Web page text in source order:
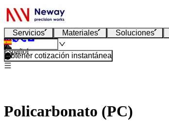
Servicios Materiales Soluciones
Español
Obtener cotización instantánea
Policarbonato (PC)